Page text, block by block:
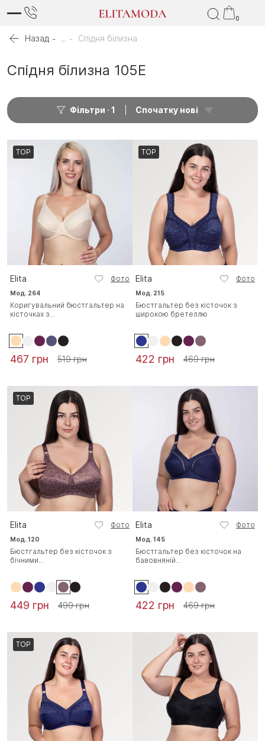
0
Назад Спідня білизна
Спідня білизна 105E
Фільтри 1 Спочатку нові
TOP
Elita Фото
Мод. 264
Коригувальний бюстгальтер на
кісточках з...
467 грн 519 грн
TOP
Elita Фото
Мод. 215
Бюстгальтер без кісточок з
широкою бретеллю
422 грн 469 грн
TOP
Elita Фото
Мод. 120
Бюстгальтер без кісточок з
бічними...
449 грн 499 грн
Elita Фото
Мод. 145
Бюстгальтер без кісточок на
бавовняній...
422 грн 469 грн
TOP